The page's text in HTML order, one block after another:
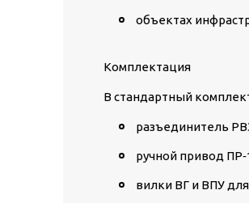
объектах
Комплектация
В стандартный
разъединитель
ручной привод
вилки ВГ и ВПУ